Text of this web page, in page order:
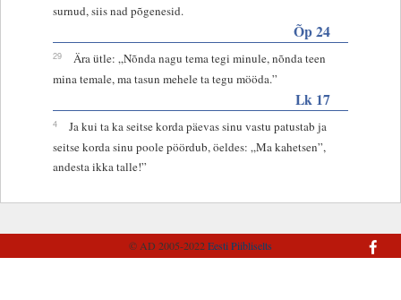
surnud, siis nad põgenesid.
Õp 24
29
Ära ütle: „Nõnda nagu tema tegi minule, nõnda teen
mina temale, ma tasun mehele ta tegu mööda.”
Lk 17
4
Ja kui ta ka seitse korda päevas sinu vastu patustab ja
seitse korda sinu poole pöördub, öeldes: „Ma kahetsen”,
andesta ikka talle!”
© AD 2005-2022Eesti Piibliselts